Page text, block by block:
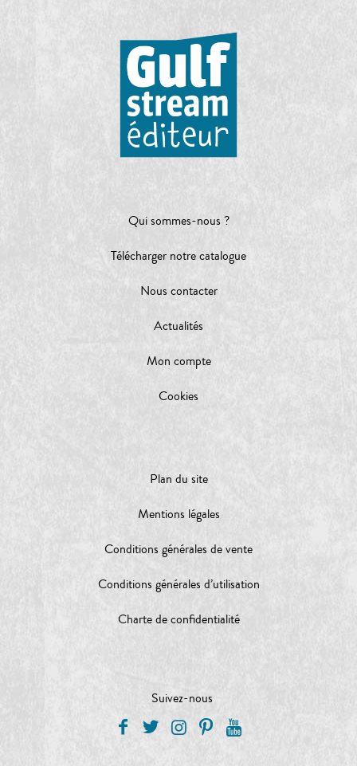
Qui sommes-nous ?
Télécharger notre catalogue
Nous contacter
Actualités
Mon compte
Cookies
Plan du site
Mentions légales
Conditions générales de vente
Conditions générales d’utilisation
Charte de confidentialité
Suivez-nous